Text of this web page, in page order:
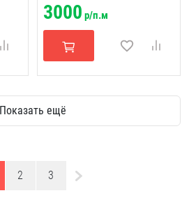
3000 р/п.м
Показать ещё
2 3